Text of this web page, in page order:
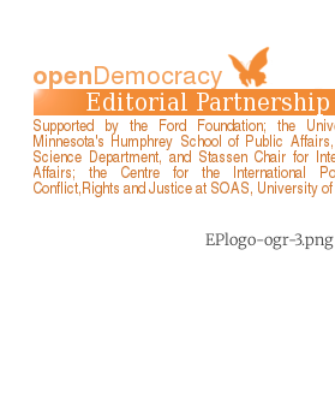
EPlogo-ogr-3.png